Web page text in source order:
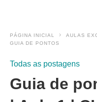
PÁGINA INICIAL AULAS
GUIA DE PONTOS
Todas as postagens
Guia de